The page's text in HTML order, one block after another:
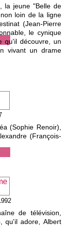
la jeune "Belle de
loin de la ligne
(Jean-Pierre
le cynique
qu'il découvre, un
vivant un drame
(Sophie Renoir),
(François-
de télévision,
qu'il adore, Albert